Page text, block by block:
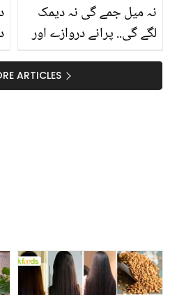
نہ میل جمے گی نہ دیمک
لگے گی.. پرانے دروازے اور
لکڑی کے فرنیچر کو صاف
کرنے کا طریقہ جو بالکل
نئے جیسا بنا دے
ARTICLES